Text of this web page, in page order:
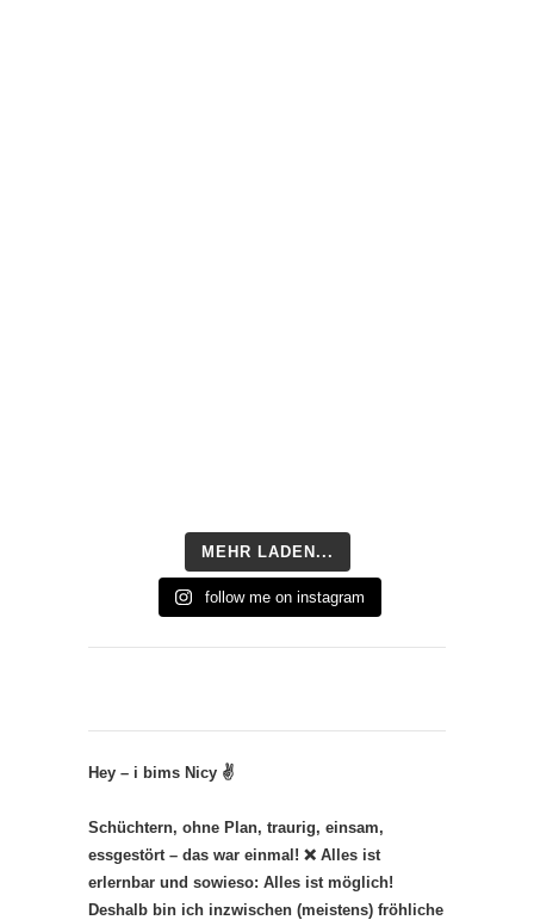
MEHR LADEN...
follow me on instagram
Hey – i bims Nicy ✌
Schüchtern, ohne Plan, traurig, einsam,
essgestört – das war einmal! ❌ Alles ist
erlernbar und sowieso: Alles ist möglich!
Deshalb bin ich inzwischen (meistens) fröhliche